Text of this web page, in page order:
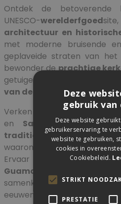
Ontdek de betoverende
UNESCO-werelderfgoed
architectuur en
met moderne bruisende
geplaveide straten van
bewonder deprachtige
getuigen van een rijk
van de Inca's en de
Verken de
kleurrijke
en Saquisilí, waar
traditionele
waaronder
prachtige
Ervaar de levendige sfeer
Guamote
, waar
samenkomen om vee te
eeuwenoude traditie.
Deze
gebruik van
Deze website
gebruikerservaring te
website te gebruiken,
cookies in
Cookiebeleid.
STRIKT
PRESTATIE